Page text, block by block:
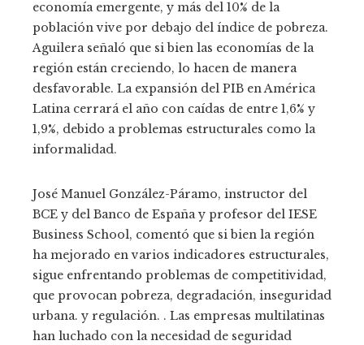
economía emergente, y más del 10% de la
población vive por debajo del índice de pobreza.
Aguilera señaló que si bien las economías de la
región están creciendo, lo hacen de manera
desfavorable. La expansión del PIB en América
Latina cerrará el año con caídas de entre 1,6% y
1,9%, debido a problemas estructurales como la
informalidad.
José Manuel González-Páramo, instructor del
BCE y del Banco de España y profesor del IESE
Business School, comentó que si bien la región
ha mejorado en varios indicadores estructurales,
sigue enfrentando problemas de competitividad,
que provocan pobreza, degradación, inseguridad
urbana. y regulación. . Las empresas multilatinas
han luchado con la necesidad de seguridad